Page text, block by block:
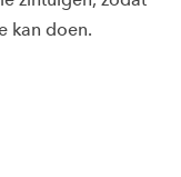
kan doen.